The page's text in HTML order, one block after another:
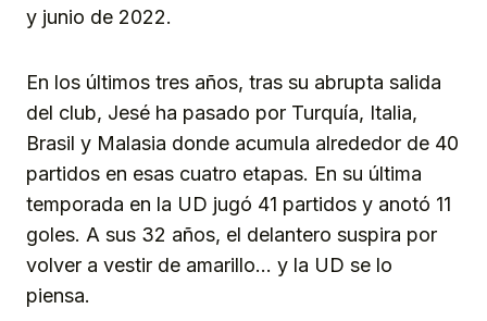
y junio de 2022.
En los últimos tres años, tras su abrupta salida
del club, Jesé ha pasado por Turquía, Italia,
Brasil y Malasia donde acumula alrededor de 40
partidos en esas cuatro etapas. En su última
temporada en la UD jugó 41 partidos y anotó 11
goles. A sus 32 años, el delantero suspira por
volver a vestir de amarillo… y la UD se lo
piensa.